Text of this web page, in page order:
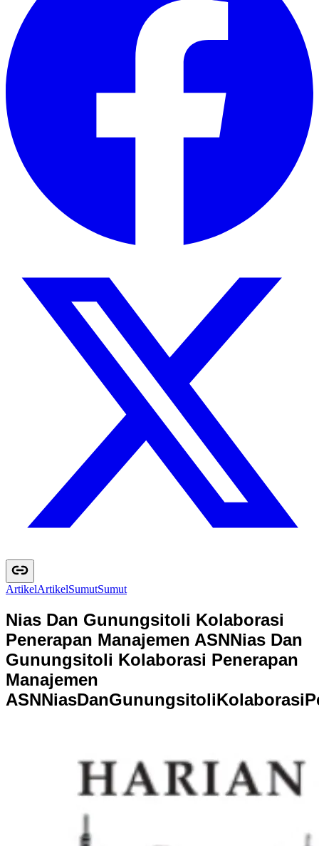
ArtikelArtikelSumutSumut
Nias Dan Gunungsitoli Kolaborasi
Penerapan Manajemen ASNNias Dan
Gunungsitoli Kolaborasi Penerapan
Manajemen
ASNNiasDanGunungsitoliKolaborasiP